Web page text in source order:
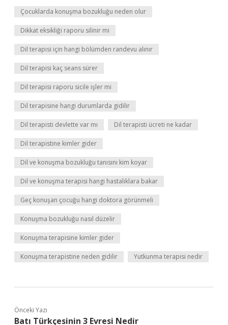
Çocuklarda konuşma bozukluğu neden olur
Dikkat eksikliği raporu silinir mi
Dil terapisi için hangi bölümden randevu alınır
Dil terapisi kaç seans sürer
Dil terapisi raporu sicile işler mi
Dil terapisine hangi durumlarda gidilir
Dil terapisti devlette var mı Dil terapisti ücreti ne kadar
Dil terapistine kimler gider
Dil ve konuşma bozukluğu tanısını kim koyar
Dil ve konuşma terapisi hangi hastalıklara bakar
Geç konuşan çocuğu hangi doktora görünmeli
Konuşma bozukluğu nasıl düzelir
Konuşma terapisine kimler gider
Konuşma terapistine neden gidilir Yutkunma terapisi nedir
Önceki Yazı
Batı Türkçesinin 3 Evresi Nedir